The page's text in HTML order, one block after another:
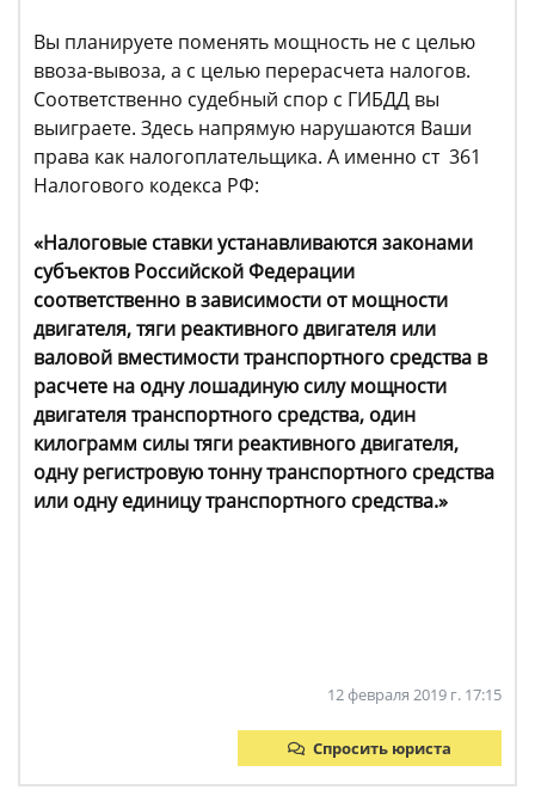
Вы планируете поменять мощность не с целью
ввоза-вывоза, а с целью перерасчета налогов.
Соответственно судебный спор с ГИБДД вы
выиграете. Здесь напрямую нарушаются Ваши
права как налогоплательщика. А именно ст 361
Налогового кодекса РФ:
«Налоговые ставки устанавливаются законами
субъектов Российской Федерации
соответственно в зависимости от мощности
двигателя, тяги реактивного двигателя или
валовой вместимости транспортного средства в
расчете на одну лошадиную силу мощности
двигателя транспортного средства, один
килограмм силы тяги реактивного двигателя,
одну регистровую тонну транспортного средства
или одну единицу транспортного средства.»
12 февраля 2019 г. 17:15
Спросить юриста